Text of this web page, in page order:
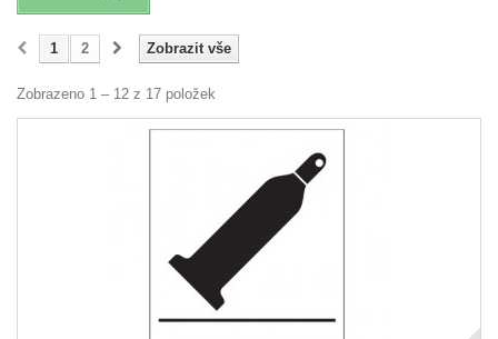
Zobrazit vše
1 2
Zobrazeno 1 – 12 z 17 položek